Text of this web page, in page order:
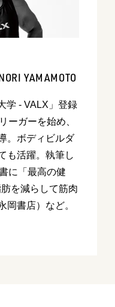
YAMAMOTO
学 - VALX」登録
ーガーを始め、
。ボディビルダ
も活躍。執筆し
に「最高の健
を減らして筋肉
岡書店）など。